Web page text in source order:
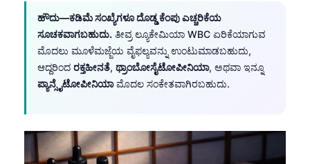
ಹೌದು—ಕಡಿಮೆ ಸಂಖ್ಯೆಗಳೂ ದೊಡ್ಡ ಕೆಂಪು ಎಚ್ಚರಿಕೆಯ
ಸೂಚಕವಾಗಬಹುದು. ತೀವ್ರ ಲ್ಯೂಕೇಮಿಯಾ WBC ಏರಿಕೆಯಾಗುವ
ಮೊದಲು ಮೂಳೆಮಜ್ಜೆಯ ವೈಫಲ್ಯವನ್ನು ಉಂಟುಮಾಡಬಹುದು,
ಆದ್ದರಿಂದ ರಕ್ತಹೀನತೆ, ಥ್ರಾಂಬೋಸೈಟೋಪೀನಿಯಾ, ಅಥವಾ ಇನ್ನೂ
ಪ್ಯಾನ್ಸೈಟೋಪೀನಿಯಾಮೊದಲ ಸಂಕೇತವಾಗಿರಬಹುದು.